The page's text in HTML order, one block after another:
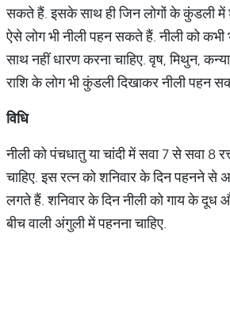
सकते हैं. इसके साथ ही जिन लोगों के कुंडली में
ऐसे लोग भी नीली पहन सकते हैं. नीली को कभी
साथ नहीं धारण करना चाहिए. वृष, मिथुन,
राशि के लोग भी कुंडली दिखाकर नीली पहन
विधि
नीली को पंचधातु या चांदी में सवा 7 से सवा 8
चाहिए. इस रत्न को शनिवार के दिन पहनने से
लगते हैं. शनिवार के दिन नीली को गाय के
बीच वाली अंगुली में पहनना चाहिए.